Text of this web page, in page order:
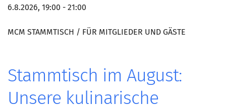
MarketingFrauen
Bundesverband Marketing Clubs
6.8.2026, 19:00 - 21:00
MCM STAMMTISCH / FÜR MITGLIEDER UND GÄSTE
Stammtisch im August:
Unsere kulinarische